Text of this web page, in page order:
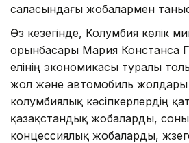
саласындағы жобалармен
Өз кезегінде, Колумбия көлік
орынбасары Мария Констанса
елінің экономикасы туралы
жол және автомобиль
колумбиялық кәсіпкерлердің
қазақстандық жобаларды,
концессиялық жобаларды,